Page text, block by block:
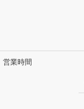
営業時間